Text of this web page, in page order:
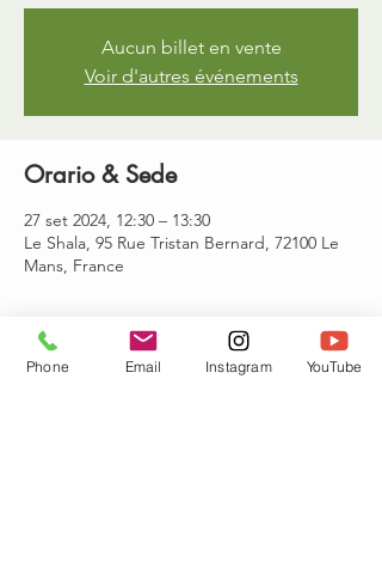
Aucun billet en vente
Voir d'autres événements
Orario & Sede
27 set 2024, 12:30 – 13:30
Le Shala, 95 Rue Tristan Bernard, 72100 Le
Mans, France
Partecipanti
Phone Email Instagram YouTube